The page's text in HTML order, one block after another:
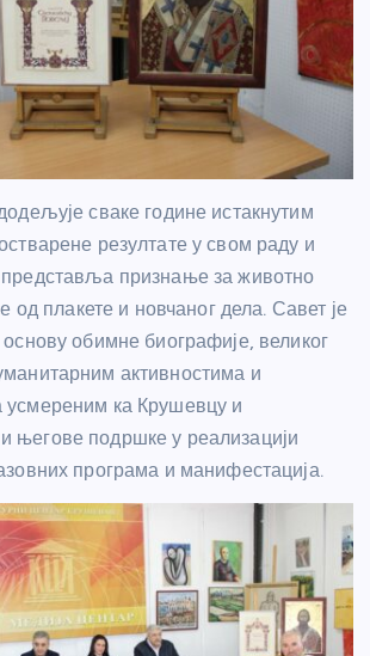
сваке године истакнутим
резултате у свом раду и
признање за животно
од плакете и новчаног дела. Савет је
обимне биографије, великог
активностима и
усмереним ка Крушевцу и
његове подршке у реализацији
програма и манифестација.